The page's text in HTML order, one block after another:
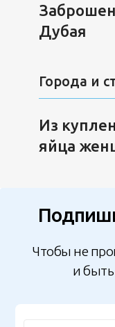
Дубая
Города и
Из
яйца
Чтобы не
и быть